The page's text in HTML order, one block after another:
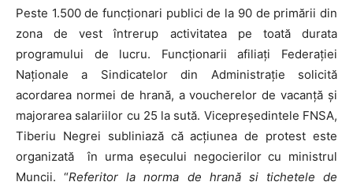
Peste 1.500 de funcționari publici de la 90 de primării din
zona de vest întrerup activitatea pe toată durata
programului de lucru. Funcționarii afiliați Federației
Naționale a Sindicatelor din Administrație solicită
acordarea normei de hrană, a voucherelor de vacanță și
majorarea salariilor cu 25 la sută. Vicepreședintele FNSA,
Tiberiu Negrei subliniază că acțiunea de protest este
organizată în urma eșecului negocierilor cu ministrul
Muncii. “Referitor la norma de hrană şi tichetele de